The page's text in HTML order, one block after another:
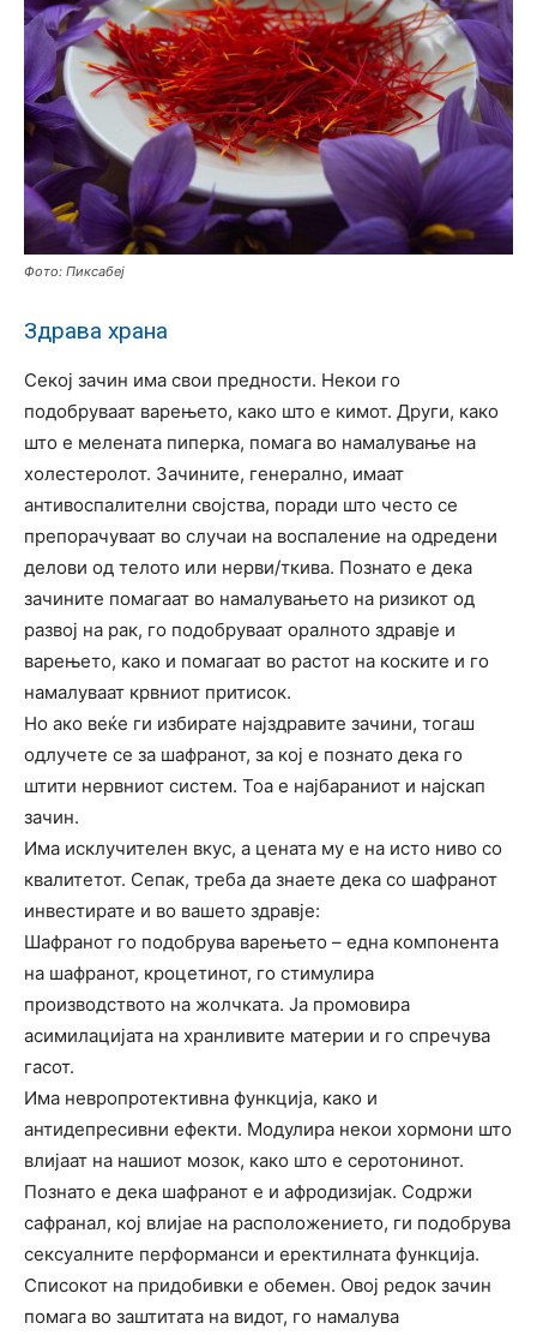
Фото: Пиксабеј
Здрава храна
Секој зачин има свои предности. Некои го
подобруваат варењето, како што е кимот. Други, како
што е мелената пиперка, помага во намалување на
холестеролот. Зачините, генерално, имаат
антивоспалителни својства, поради што често се
препорачуваат во случаи на воспаление на одредени
делови од телото или нерви/ткива. Познато е дека
зачините помагаат во намалувањето на ризикот од
развој на рак, го подобруваат оралното здравје и
варењето, како и помагаат во растот на коските и го
намалуваат крвниот притисок.
Но ако веќе ги избирате најздравите зачини, тогаш
одлучете се за шафранот, за кој е познато дека го
штити нервниот систем. Тоа е најбараниот и најскап
зачин.
Има исклучителен вкус, а цената му е на исто ниво со
квалитетот. Сепак, треба да знаете дека со шафранот
инвестирате и во вашето здравје:
Шафранот го подобрува варењето – една компонента
на шафранот, кроцетинот, го стимулира
производството на жолчката. Ја промовира
асимилацијата на хранливите материи и го спречува
гасот.
Има невропротективна функција, како и
антидепресивни ефекти. Модулира некои хормони што
влијаат на нашиот мозок, како што е серотонинот.
Познато е дека шафранот е и афродизијак. Содржи
сафранал, кој влијае на расположението, ги подобрува
сексуалните перформанси и еректилната функција.
Списокот на придобивки е обемен. Овој редок зачин
помага во заштитата на видот, го намалува